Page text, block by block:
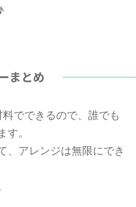
まとめ
でできるので、誰でも
。
、アレンジは無限にでき